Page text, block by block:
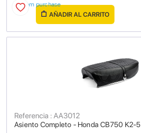
from purchase
AÑADIR AL CARRITO
Asiento Completo - Honda CB750 K2-5
Referencia : AA3012